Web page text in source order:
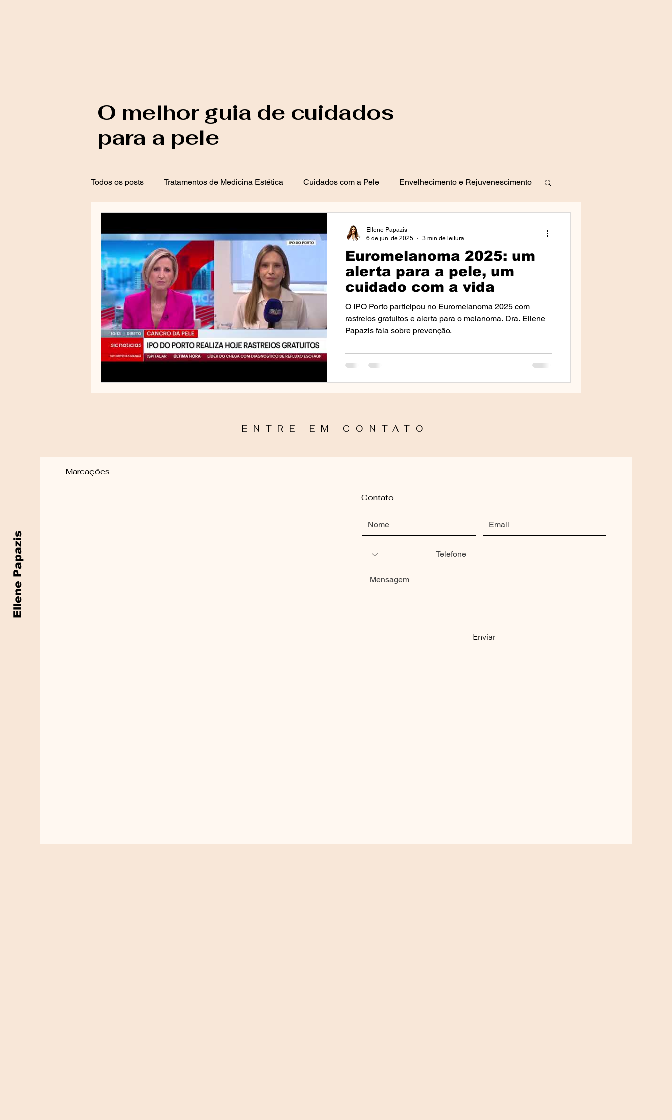
Ellene Papazis
O melhor guia de cuidados
para a pele
Todos os posts Tratamentos de Medicina Estética Cuidados com a Pele Envelhecimento e Rejuvenescimento
Cuidados Pré e Pós-Procedimento Perguntas Frequentes (FAQs) Notícias e Eventos da Clínica
Melasma Fototipos Rosácea Câncer Eventos Aulas e Palestras
PRP (Plasma Rico em Plaquetas) Tricologia Alopercia
Toxicidade cutânea Proteção Solar Fototipos
Euromelanoma 2025: um
alerta para a pele, um
cuidado com a vida
O IPO Porto participou no Euromelanoma 2025 com
rastreios gratuitos e alerta para o melanoma. Dra. Ellene
Papazis fala sobre prevenção.
Ellene Papazis
6 de jun. de 2025
3 min de leitura
ENTRE EM CONTATO
Marcações
Contato
Enviar